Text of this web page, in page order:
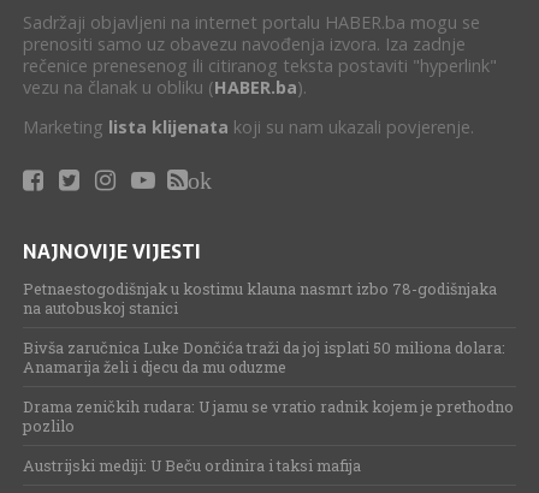
Sadržaji objavljeni na internet portalu HABER.ba mogu se
prenositi samo uz obavezu navođenja izvora. Iza zadnje
rečenice prenesenog ili citiranog teksta postaviti "hyperlink"
vezu na članak u obliku (HABER.ba).
Marketing lista klijenata koji su nam ukazali povjerenje.
ok
NAJNOVIJE VIJESTI
Petnaestogodišnjak u kostimu klauna nasmrt izbo 78-godišnjaka
na autobuskoj stanici
Bivša zaručnica Luke Dončića traži da joj isplati 50 miliona dolara:
Anamarija želi i djecu da mu oduzme
Drama zeničkih rudara: U jamu se vratio radnik kojem je prethodno
pozlilo
Austrijski mediji: U Beču ordinira i taksi mafija